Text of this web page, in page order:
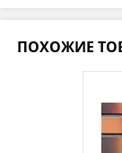
ПОХОЖИЕ